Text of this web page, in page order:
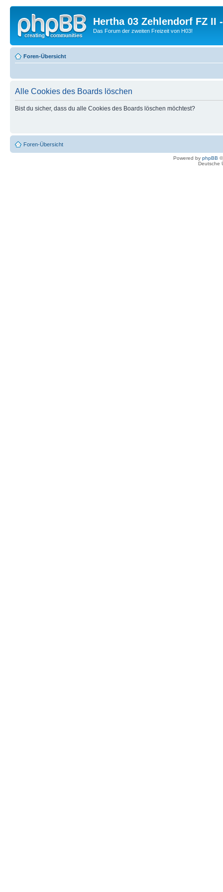
Hertha 03 Zehlendorf FZ II
Das Forum der zweiten Freizeit von H03!
Foren-Übersicht
Alle Cookies des Boards löschen
Bist du sicher, dass du alle Cookies des Boards löschen möchtest?
Foren-Übersicht
Powered by phpBB
Deutsche